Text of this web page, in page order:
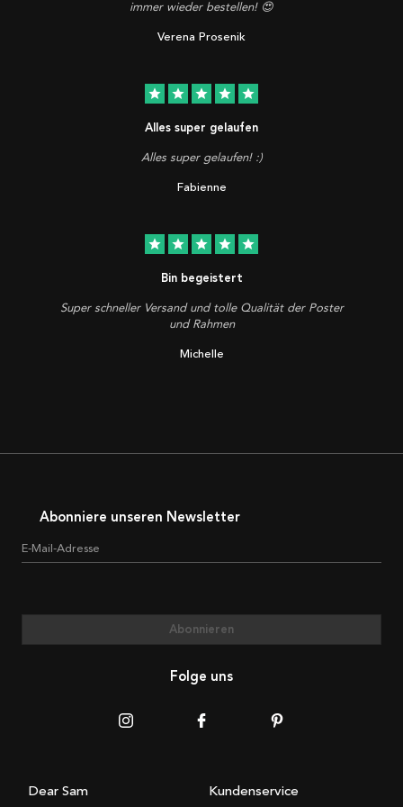
immer wieder bestellen! 😍
Verena Prosenik
star star star star star
Alles super gelaufen
Alles super gelaufen! :)
Fabienne
star star star star star
Bin begeistert
Super schneller Versand und tolle Qualität der Poster
und Rahmen
Michelle
Abonniere unseren Newsletter
E-Mail-Adresse
Abonnieren
Folge uns
Dear Sam Kundenservice